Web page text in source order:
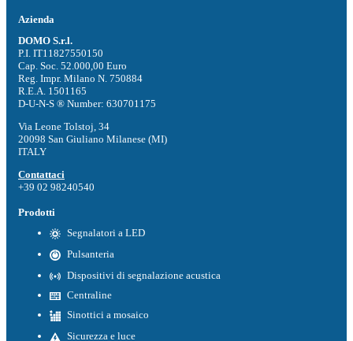
Azienda
DOMO S.r.l.
P.I. IT11827550150
Cap. Soc. 52.000,00 Euro
Reg. Impr. Milano N. 750884
R.E.A. 1501165
D-U-N-S ® Number: 630701175
Via Leone Tolstoj, 34
20098 San Giuliano Milanese (MI)
ITALY
Contattaci
+39 02 98240540
Prodotti
Segnalatori a LED
Pulsanteria
Dispositivi di segnalazione acustica
Centraline
Sinottici a mosaico
Sicurezza e luce